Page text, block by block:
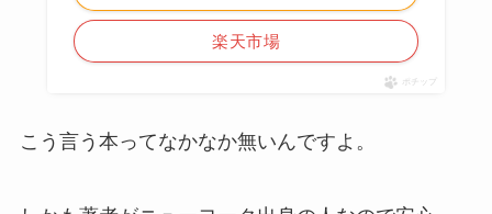
楽天市場
ポチップ
こう言う本ってなかなか無いんですよ。